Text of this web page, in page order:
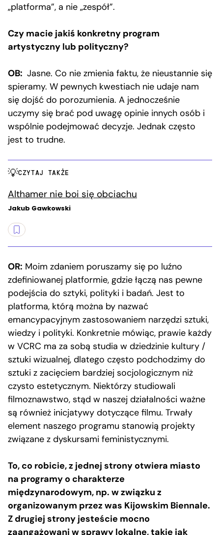
„platforma”, a nie „zespół”.
Czy macie jakiś konkretny program
artystyczny lub polityczny?
OB: Jasne. Co nie zmienia faktu, że nieustannie się
spieramy. W pewnych kwestiach nie udaje nam
się dojść do porozumienia. A jednocześnie
uczymy się brać pod uwagę opinie innych osób i
wspólnie podejmować decyzje. Jednak często
jest to trudne.
CZYTAJ TAKŻE
Althamer nie boi się obciachu
Jakub Gawkowski
OR: Moim zdaniem poruszamy się po luźno
zdefiniowanej platformie, gdzie łączą nas pewne
podejścia do sztyki, polityki i badań. Jest to
platforma, którą można by nazwać
emancypacyjnym zastosowaniem narzędzi sztuki,
wiedzy i polityki. Konkretnie mówiąc, prawie każdy
w VCRC ma za sobą studia w dziedzinie kultury /
sztuki wizualnej, dlatego często podchodzimy do
sztuki z zacięciem bardziej socjologicznym niż
czysto estetycznym. Niektórzy studiowali
filmoznawstwo, stąd w naszej działalności ważne
są również inicjatywy dotyczące filmu. Trwały
element naszego programu stanowią projekty
związane z dyskursami feministycznymi.
To, co robicie, z jednej strony otwiera miasto
na programy o charakterze
międzynarodowym, np. w związku z
organizowanym przez was Kijowskim Biennale.
Z drugiej strony jesteście mocno
zaangażowani w sprawy lokalne, takie jak